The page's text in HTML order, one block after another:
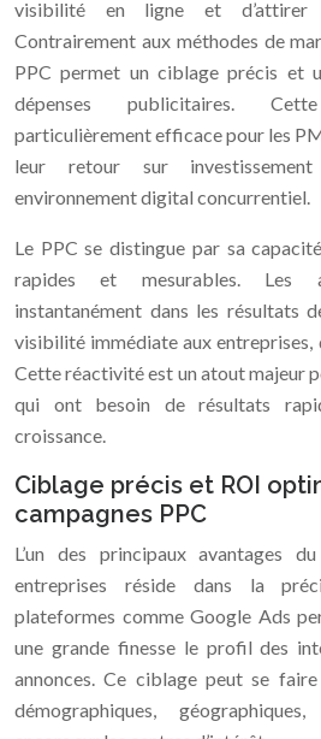
visibilité en ligne et d’attirer
Contrairement aux méthodes de
PPC permet un ciblage précis et
dépenses publicitaires.
particulièrement efficace pour les
leur retour sur
environnement digital concurrentiel.
Le PPC se distingue par sa
rapides et mesurables. Les
instantanément dans les résultats
visibilité immédiate aux entreprises,
Cette réactivité est un atout majeur
qui ont besoin de résultats
croissance.
Ciblage précis et ROI
campagnes PPC
L’un des principaux avantages
entreprises réside dans la
plateformes comme Google Ads
une grande finesse le profil des
annonces. Ce ciblage peut se
démographiques,